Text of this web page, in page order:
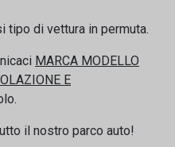
tipo di vettura in permuta.
MARCA MODELLO
E
il nostro parco auto!